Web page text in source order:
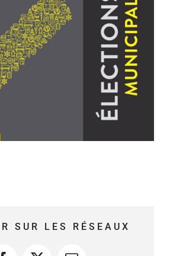
SUR LES RÉSEAUX